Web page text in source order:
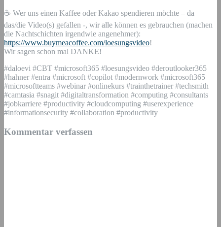
☕ Wer uns einen Kaffee oder Kakao spendieren möchte – da
das/die Video(s) gefallen -, wir alle können es gebrauchen (machen
die Nachtschichten irgendwie angenehmer):
https://www.buymeacoffee.com/loesungsvideo!
Wir sagen schon mal DANKE!
#daloevi #CBT #microsoft365 #loesungsvideo #deroutlooker365
#hahner #entra #microsoft #copilot #modernwork #microsoft365
#microsoftteams #webinar #onlinekurs #trainthetrainer #techsmith
#camtasia #snagit #digitaltransformation #computing #consultants
#jobkarriere #productivity #cloudcomputing #userexperience
#informationsecurity #collaboration #productivity
Kommentar verfassen